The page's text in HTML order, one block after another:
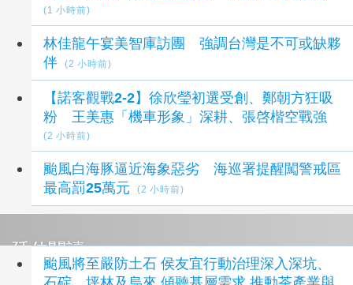
(1 小時前)
林佳龍午宴美智庫訪團 強調台灣是不可或缺夥
伴
(2 小時前)
【諾客觀戰2-2】徐欣瑩初選受創、鄭朝方狂吸
粉 王美惠「機車形象」深耕、張啓楷空戰強
(2 小時前)
颱風白海豚逼近海象惡劣 海巡署提醒闖警戒區
最高罰25萬元
(2 小時前)
延伸閱讀
​颱風將至嚴防土石 侯友宜行動治理深入深坑、